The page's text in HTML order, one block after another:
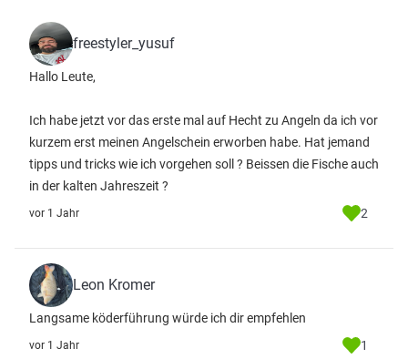
freestyler_yusuf
Hallo Leute,
Ich habe jetzt vor das erste mal auf Hecht zu Angeln da ich vor
kurzem erst meinen Angelschein erworben habe. Hat jemand
tipps und tricks wie ich vorgehen soll ? Beissen die Fische auch
in der kalten Jahreszeit ?
vor 1 Jahr 2
Leon Kromer
Langsame köderführung würde ich dir empfehlen
vor 1 Jahr 1